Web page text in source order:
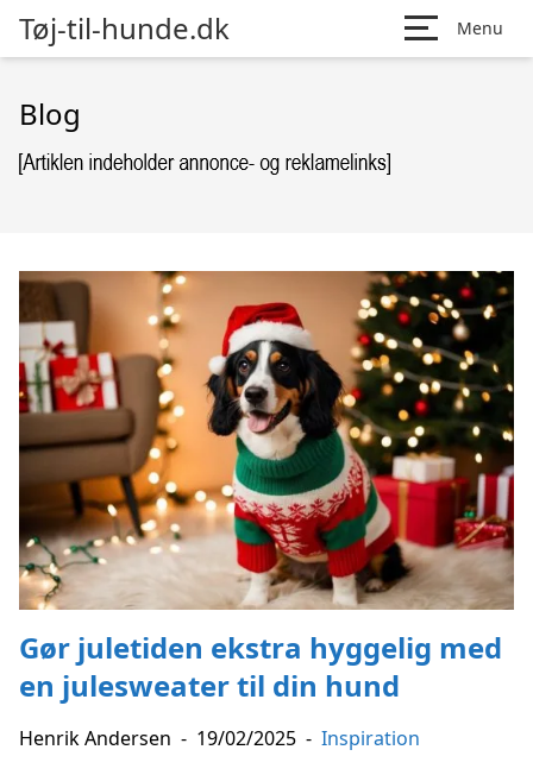
Tøj-til-hunde.dk Menu
Blog
Gør juletiden ekstra hyggelig med
en julesweater til din hund
Henrik Andersen - 19/02/2025 - Inspiration